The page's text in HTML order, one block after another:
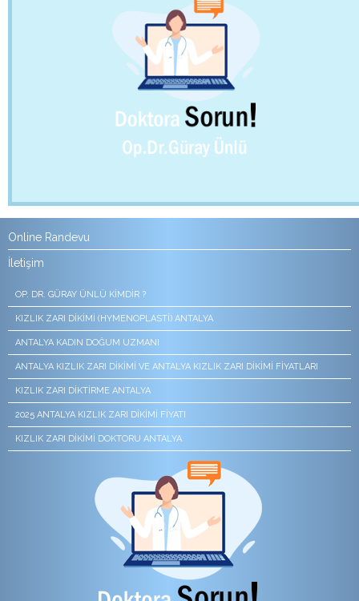
Online Randevu
İletişim
OP. DR. GÜRAY ÜNLÜ KIMDIR ?
KIZLIK ZARI DIKIMI (HYMENOPLASTI) ANTALYA
ANTALYA KADIN DOĞUM UZMANI
ANTALYA KIZLIK ZARI DIKIMI VE ANTALYA KIZLIK ZARI DIKIMI FIYATLARI
KIZLIK ZARI DIKTIRME ANTALYA
2025 ANTALYA KIZLIK ZARI DIKIMI FIYATI
KIZLIK ZARI DIKIMI DOKTORU ANTALYA